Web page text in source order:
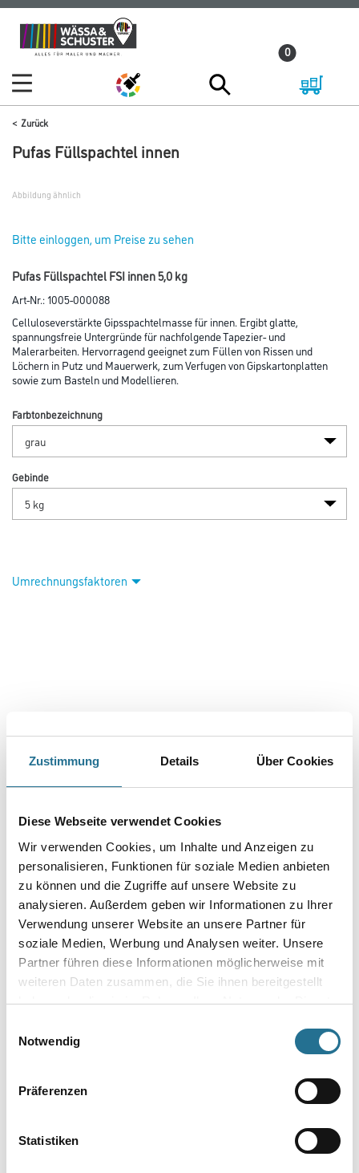
Zustimmung Details Über Cookies
Diese Webseite verwendet Cookies
Wir verwenden Cookies, um Inhalte und Anzeigen zu
personalisieren, Funktionen für soziale Medien anbieten
zu können und die Zugriffe auf unsere Website zu
analysieren. Außerdem geben wir Informationen zu Ihrer
Verwendung unserer Website an unsere Partner für
soziale Medien, Werbung und Analysen weiter. Unsere
Partner führen diese Informationen möglicherweise mit
weiteren Daten zusammen, die Sie ihnen bereitgestellt
haben oder die sie im Rahmen Ihrer Nutzung der Dienste
Notwendig
Präferenzen
Statistiken
Zum
Inhalt
Zum
Navigationsmenü
0
Zurück
Pufas Füllspachtel innen
Abbildung ähnlich
Bitte einloggen, um Preise zu sehen
Pufas Füllspachtel FSI innen 5,0 kg
Art-Nr.:1005-000088
Celluloseverstärkte Gipsspachtelmasse für innen. Ergibt glatte,
spannungsfreie Untergründe für nachfolgende Tapezier- und
Malerarbeiten. Hervorragend geeignet zum Füllen von Rissen und
Löchern in Putz und Mauerwerk, zum Verfugen von Gipskartonplatten
sowie zum Basteln und Modellieren.
Farbtonbezeichnung
Gebinde
Umrechnungsfaktoren
PRODUKTEIGENSCHAFTEN
- Hohe Standfestigkeit für Risse, Ausbrüche und Fugen
- Für mineralische Untergründe, Gipskarton- und andere
Trockenbauplatten
- Mit Methylcellulose
- Leicht schleifbar
- Verarbeitungszeit 60 Minuten
- Brandverhalten: A1-CE-konform gem. DIN EN 13963-3B und DIN
EN 13279-1 (Gips-Flächenspachtel C7/20/2)
Verarbeitungstemp./Luftfeuchte
Der Untergrund muss trocken, tragfähig und frei von Trennmitteln
(Staub, Schalöl u.ä.) sein.
Verarbeitungszeit
- Verarbeitungszeit: ca. 60 min
Verbrauch